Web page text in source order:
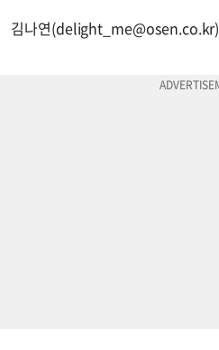
김나연(delight_me@osen.co.kr)